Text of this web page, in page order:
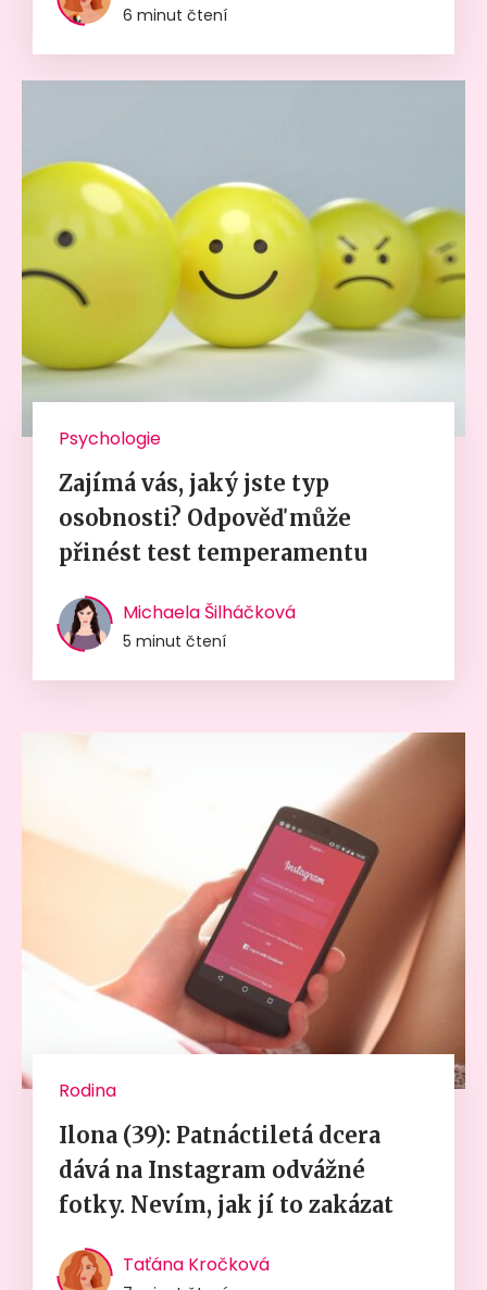
6 minut čtení
Psychologie
Zajímá vás, jaký jste typ
osobnosti? Odpověď může
přinést test temperamentu
Michaela Šilháčková
5 minut čtení
Rodina
Ilona (39): Patnáctiletá dcera
dává na Instagram odvážné
fotky. Nevím, jak jí to zakázat
Taťána Kročková